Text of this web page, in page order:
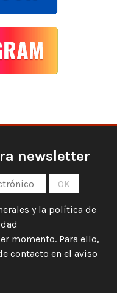
newsletter
y la política de
momento. Para ello,
contacto en el aviso